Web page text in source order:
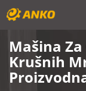
Mašina
Krušnih